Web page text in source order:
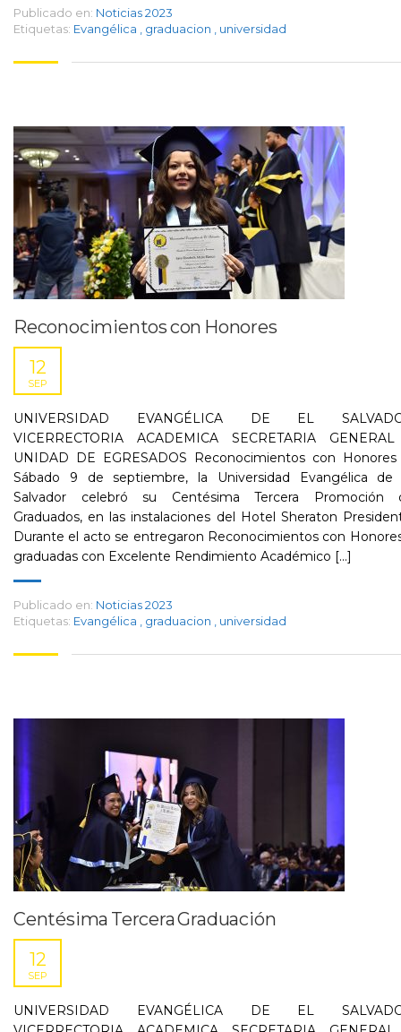
Publicado en: Noticias 2023
Etiquetas: Evangélica graduacion universidad
Reconocimientos con Honores
12
SEP
UNIVERSIDAD EVANGÉLICA DE EL
VICERRECTORIA ACADEMICA SECRETARIA
UNIDAD DE EGRESADOS Reconocimientos con
Sábado 9 de septiembre, la Universidad Evangélica de
Salvador celebró su Centésima Tercera Promoción
Graduados, en las instalaciones del Hotel Sheraton
Durante el acto se entregaron Reconocimientos con
graduadas con Excelente Rendimiento Académico [...]
Publicado en: Noticias 2023
Etiquetas: Evangélica graduacion universidad
Centésima Tercera Graduación
12
SEP
UNIVERSIDAD EVANGÉLICA DE EL